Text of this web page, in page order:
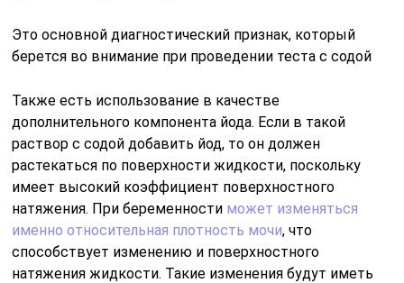
Это основной диагностический признак, который
берется во внимание при проведении теста с содой
Также есть использование в качестве
дополнительного компонента йода. Если в такой
раствор с содой добавить йод, то он должен
растекаться по поверхности жидкости, поскольку
имеет высокий коэффициент поверхностного
натяжения. При беременности может изменяться
именно относительная плотность мочи, что
способствует изменению и поверхностного
натяжения жидкости. Такие изменения будут иметь